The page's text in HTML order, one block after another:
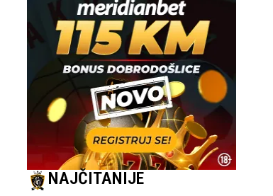
NAJČITANIJE